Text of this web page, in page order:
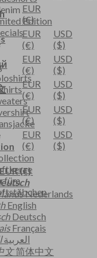
EUR
(€)
EUR
(€)
USD
($)
EUR
(€)
USD
($)
EUR
(€)
USD
($)
EUR
(€)
USD
($)
EUR
(€)
USD
($)
EUR(€)
Nederlands
English
Deutsch
Français
العربية
简体中文
Edition